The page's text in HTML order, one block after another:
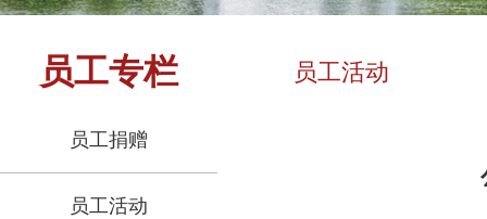
员工专栏
员工捐赠
员工活动
员工活动